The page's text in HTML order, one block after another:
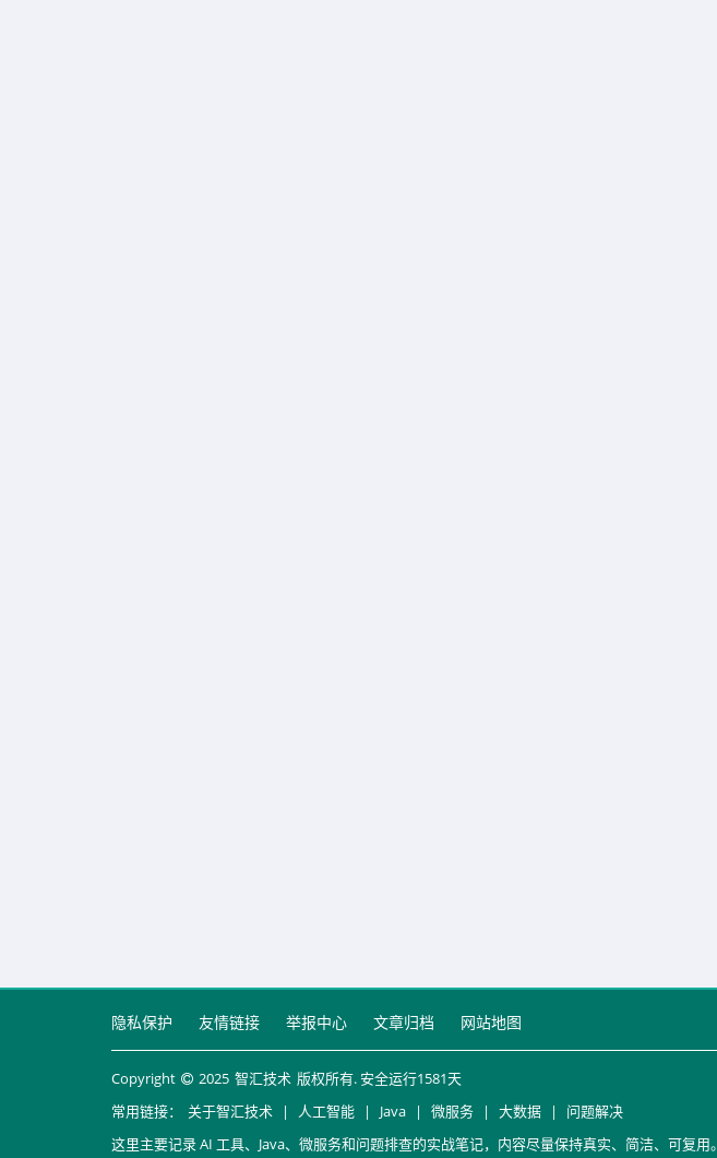
隐私保护 友情链接 举报中心 文章归档 网站地图
Copyright 2025 智汇技术 版权所有. 安全运行1581天
常用链接：
关于智汇技术 | 人工智能 | Java | 微服务 | 大数据 |
问题解决
这里主要记录 AI 工具、Java、微服务和问题排查的实战笔记，内容尽量保持真实、简洁、可复用。